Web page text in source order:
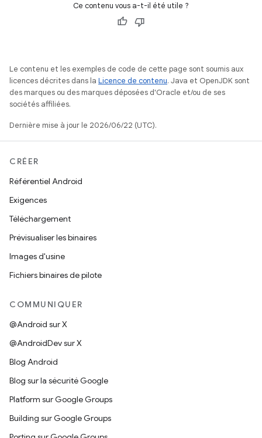
Ce contenu vous a-t-il été utile ?
Le contenu et les exemples de code de cette page sont soumis aux
licences décrites dans la Licence de contenu. Java et OpenJDK sont
des marques ou des marques déposées d'Oracle et/ou de ses
sociétés affiliées.
Dernière mise à jour le 2026/06/22 (UTC).
CRÉER
Référentiel Android
Exigences
Téléchargement
Prévisualiser les binaires
Images d'usine
Fichiers binaires de pilote
COMMUNIQUER
@Android sur X
@AndroidDev sur X
Blog Android
Blog sur la sécurité Google
Platform sur Google Groups
Building sur Google Groups